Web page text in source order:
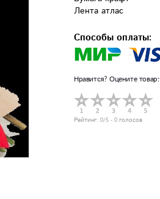
Лента атлас
Способы оплаты:
Нравится? Оцените товар:
Рейтинг: 0/5 - 0 голосов